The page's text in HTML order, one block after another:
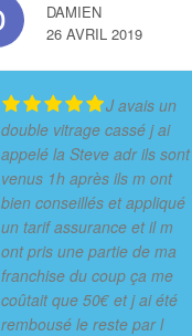
DAMIEN
26 AVRIL 2019
J avais un
double vitrage cassé j ai
appelé la Steve adr ils sont
venus 1h après ils m ont
bien conseillés et appliqué
un tarif assurance et il m
ont pris une partie de ma
franchise du coup ça me
coûtait que 50€ et j ai été
rembousé le reste par l